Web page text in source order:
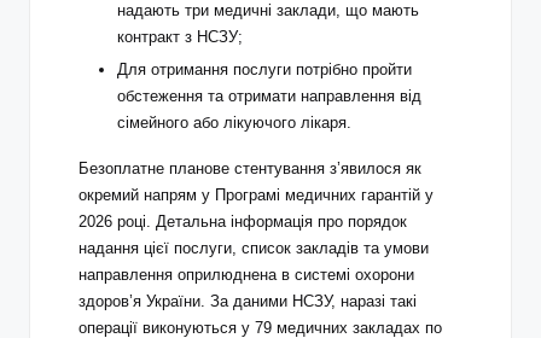
надають три медичні заклади, що мають
контракт з НСЗУ;
Для отримання послуги потрібно пройти
обстеження та отримати направлення від
сімейного або лікуючого лікаря.
Безоплатне планове стентування з’явилося як
окремий напрям у Програмі медичних гарантій у
2026 році. Детальна інформація про порядок
надання цієї послуги, список закладів та умови
направлення оприлюднена в системі охорони
здоров’я України. За даними НСЗУ, наразі такі
операції виконуються у 79 медичних закладах по